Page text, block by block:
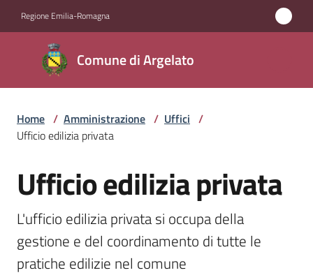
Regione Emilia-Romagna
Comune di Argelato
Comune
di
Argelato
Novità
Servizi
Vivere
Home / Amministrazione / Uffici /
Ufficio edilizia privata
Salta al contenuto
Ufficio edilizia privata
L'ufficio edilizia privata si occupa della
gestione e del coordinamento di tutte le
pratiche edilizie nel comune